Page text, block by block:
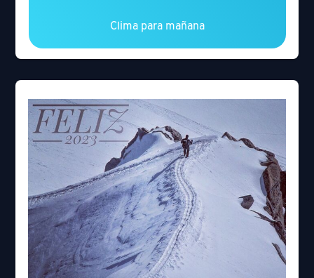
Clima para mañana